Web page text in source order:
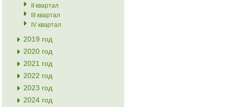
II квартал
III квартал
IV квартал
2019 год
2020 год
2021 год
2022 год
2023 год
2024 год